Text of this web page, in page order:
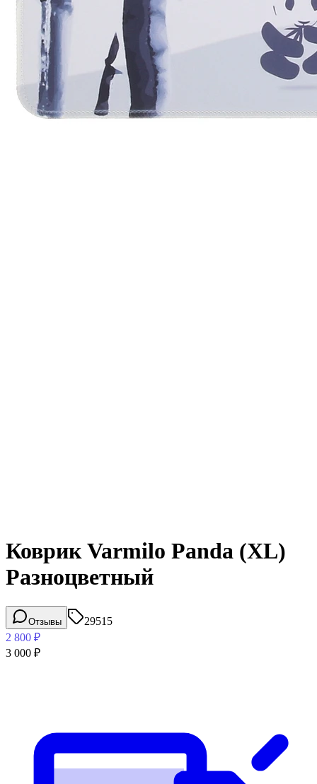
Коврик Varmilo Panda (XL)
Разноцветный
Отзывы
29515
2 800 ₽
3 000 ₽